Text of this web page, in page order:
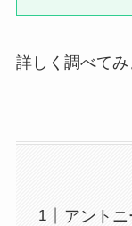
詳しく調べてみ
アントニ